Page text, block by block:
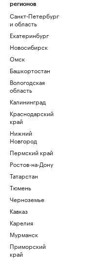
регионов
Санкт-Петербург
и область
Екатеринбург
Новосибирск
Омск
Башкортостан
Вологодская
область
Калининград
Краснодарский
край
Нижний
Новгород
Пермский край
Ростов-на-Дону
Татарстан
Тюмень
Черноземье
Кавказ
Карелия
Мурманск
Приморский
край